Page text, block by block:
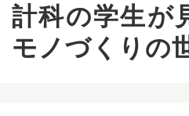
計科の学生が
モノづくりの